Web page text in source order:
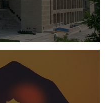
设计
献管理中心